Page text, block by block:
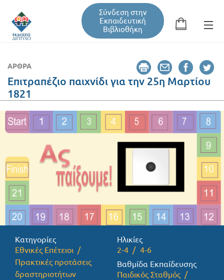
Σύνδεση στην
Εκπαιδευτική
Βιβλιοθήκη
Φόρμα αναζήτησης
Εκπαιδευτική Βιβλιοθήκη
Σεμινάρια / Συνέδρια
Τεύχη Περιοδικών
Προσφορές
ΆΡΘΡΑ
Επιτραπέζιο παιχνίδι για την 25η Μαρτίου
1821
Κατηγορίες
Εθνικές Επέτειοι
Πρακτικές προτάσεις
δραστηριοτήτων
Ηλικίες
2-4
4-6
Βαθμίδα Εκπαίδευσης
Παιδικός Σταθμός